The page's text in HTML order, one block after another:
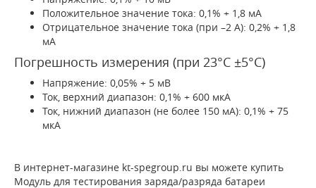
Положительное значение тока: 0,1% + 1,8 мА
Отрицательное значение тока (при –2 А): 0,2% + 1,8
мА
Погрешность измерения (при 23°С ±5°C)
Напряжение: 0,05% + 5 мВ
Ток, верхний диапазон: 0,1% + 600 мкА
Ток, нижний диапазон (не более 150 мА): 0,1% + 75
мкА
В интернет-магазине kt-spegroup.ru вы можете купить
Модуль для тестирования заряда/разряда батареи